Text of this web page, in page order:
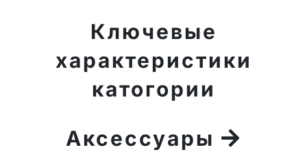
Ключевые
характеристики
катогории
Аксессуары